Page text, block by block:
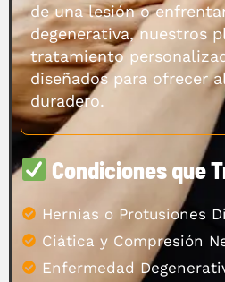
de una lesión o
degenerativa, nuestros
tratamiento
diseñados para ofrecer
duradero.
Condiciones que
Hernias o Protusiones
Ciática y Compresión
Enfermedad